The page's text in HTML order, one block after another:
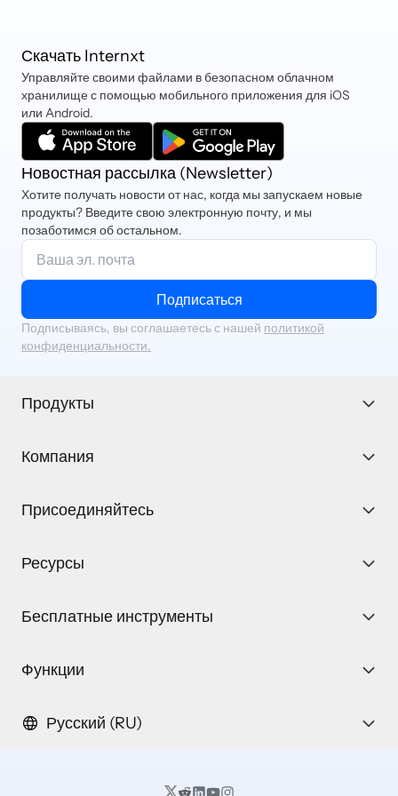
Скачать Internxt
Управляйте своими файлами в безопасном облачном
хранилище с помощью мобильного приложения для iOS
или Android.
Новостная рассылка (Newsletter)
Хотите получать новости от нас, когда мы запускаем новые
продукты? Введите свою электронную почту, и мы
позаботимся об остальном.
Подписаться
Подписываясь, вы соглашаетесь с нашей политикой
конфиденциальности.
Продукты
Компания
Присоединяйтесь
Ресурсы
Бесплатные инструменты
Функции
Русский (RU)